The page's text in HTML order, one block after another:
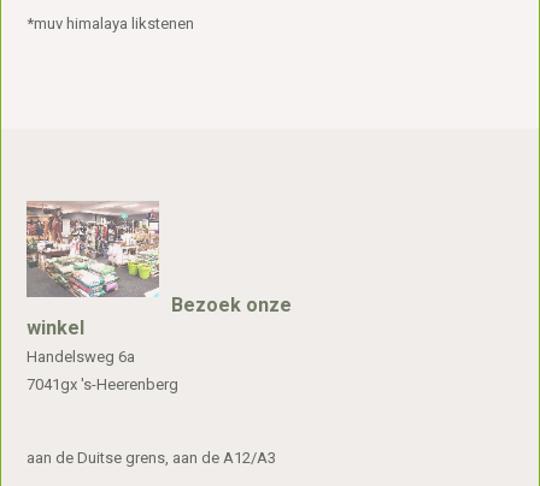
*muv himalaya likstenen
Bezoek onze
winkel
Handelsweg 6a
7041gx 's-Heerenberg
aan de Duitse grens, aan de A12/A3